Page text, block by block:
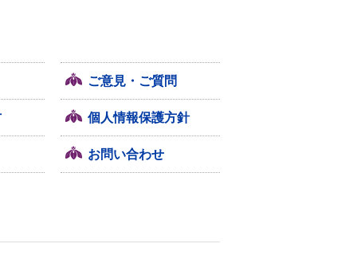
ご意見・ご質問
個人情報保護方針
お問い合わせ